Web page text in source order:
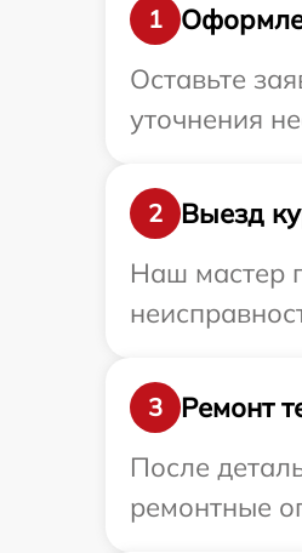
1
Оставьте
уточнения
2
Выезд
Наш мастер
3
Ремонт
После
ремонтные